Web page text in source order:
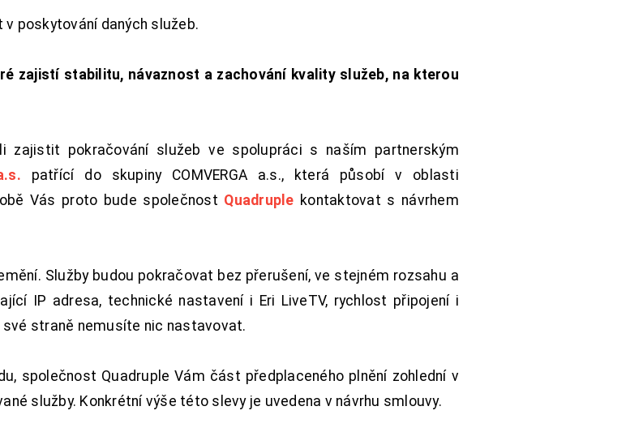
poskytování daných služeb.
zajistí stabilitu, návaznost a zachování kvality služeb, na kterou
zajistit pokračování služeb ve spolupráci s naším partnerským
patřící do skupiny COMVERGA a.s., která působí v oblasti
Vás proto bude společnost Quadruple kontaktovat s návrhem
Služby budou pokračovat bez přerušení, ve stejném rozsahu a
IP adresa, technické nastavení i Eri LiveTV, rychlost připojení i
straně nemusíte nic nastavovat.
společnost Quadruple Vám část předplaceného plnění zohlední v
služby. Konkrétní výše této slevy je uvedena v návrhu smlouvy.